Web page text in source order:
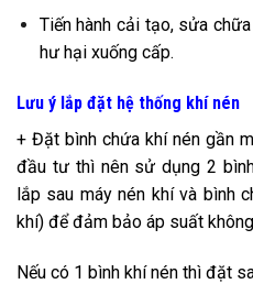
Tiến hành cải tạo, sửa
hư hại xuống cấp.
Lưu ý lắp đặt hệ thống khí nén
+ Đặt bình chứa khí nén gần
đầu tư thì nên sử dụng 2
lắp sau máy nén khí và bình
khí) để đảm bảo áp suất
Nếu có 1 bình khí nén thì đặt